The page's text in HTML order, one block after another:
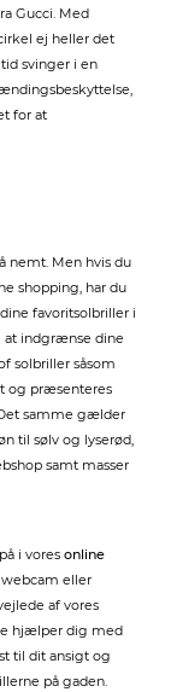
Gucci. Med
ej heller det
svinger i en
for at
nemt. Men hvis du
shopping, har du
favoritsolbriller i
at indgrænse dine
solbriller såsom
og præsenteres
samme gælder
til sølv og lyserød,
samt masser
i vores online
eller
af vores
hjælper dig med
til dit ansigt og
på gaden.